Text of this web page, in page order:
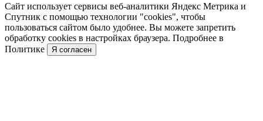
Сайт использует сервисы веб-аналитики Яндекс Метрика и
Спутник с помощью технологии "cookies", чтобы
пользоваться сайтом было удобнее. Вы можете запретить
обработку cookies в настройках браузера. Подробнее в
Политике
Я согласен